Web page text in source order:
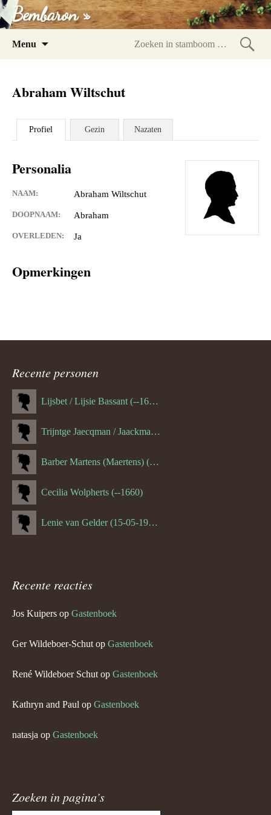
Bembaron »
Menu
Abraham Wiltschut
Profiel Gezin Nazaten
Personalia
NAAM: Abraham Wiltschut
DOOPNAAM: Abraham
OVERLEDEN: Ja
Opmerkingen
Recente personen
Lijsbet / Lijsie Bassant (--1687)
Trijntge Jaecqman / Jaackman (--1651)
Barber Martens (Maertens) (--1658)
Cecilia Wolpherts (--1660)
Lenie van Gelder (15-05-1970)
Recente reacties
Jos Kuipers op Gastenboek
Ger Wildeboer-Schut op Gastenboek
René Wildeboer Schut op Gastenboek
Kathryn and Paul op Gastenboek
natasja op Gastenboek
Zoeken in pagina’s